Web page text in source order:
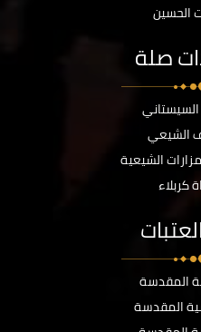
الحسين
صلة
الشيعي
الشيعية
كربلاء
المقدسة
المقدسة